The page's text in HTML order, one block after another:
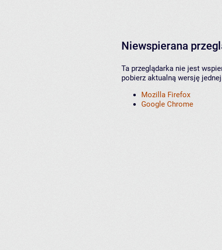
Niewspierana
Ta przeglądarka nie jest
pobierz aktualną wersję
Mozilla Firefox
Google Chrome